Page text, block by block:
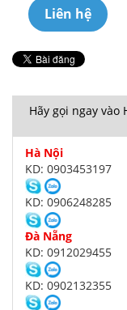
Liên hệ
Hãy gọi ngay
Hà Nội
KD: 0903453197
KD: 0906248285
Đà Nẵng
KD: 0912029455
KD: 0902132355